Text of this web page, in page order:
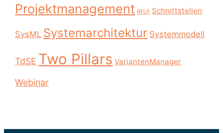
Projektmanagement RFLP Schnittstellen
SysML Systemarchitektur Systemmodell
TdSE Two Pillars VariantenManager
Webinar